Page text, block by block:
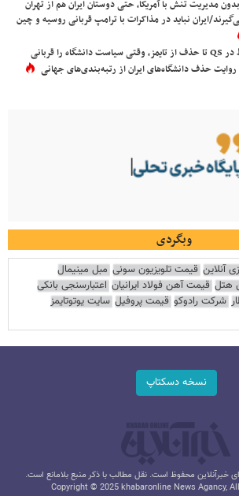
مدیریت تنش با آمریکا، حتی دوستان ایران هم از تهران
ایران نباید در مذاکرات با ترامپ قربانی روسیه و چین
از سقوط در QS تا حذف از تایمز، وقتی سیاست دانشگاه را قربانی
حذف دانشگاه‌های ایران از رتبه‌بندی‌های جهانی
وبگردی
آنلاین قیمت تلویزیون سونی مبل مینیمال
هتل قیمت آهن فولاد ایرانیان اعتبارسنجی بانکی
شرکت رادوکو قیمت پروفیل سایت یوتوتایمز
نسخه دسکتاپ
خبرآنلاین محفوظ است. نقل مطالب با ذکر منبع بلامانع است.
Copyright © 2025 khabaronline News Agancy,